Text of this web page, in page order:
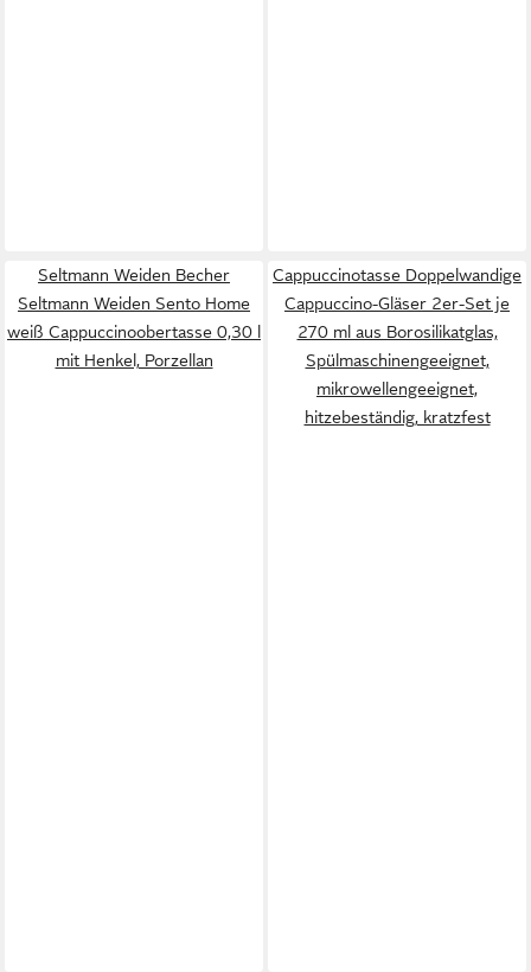
Seltmann Weiden Becher
Seltmann Weiden Sento Home
weiß Cappuccinoobertasse 0,30 l
mit Henkel, Porzellan
Cappuccinotasse Doppelwandige
Cappuccino-Gläser 2er-Set je
270 ml aus Borosilikatglas,
Spülmaschinengeeignet,
mikrowellengeeignet,
hitzebeständig, kratzfest